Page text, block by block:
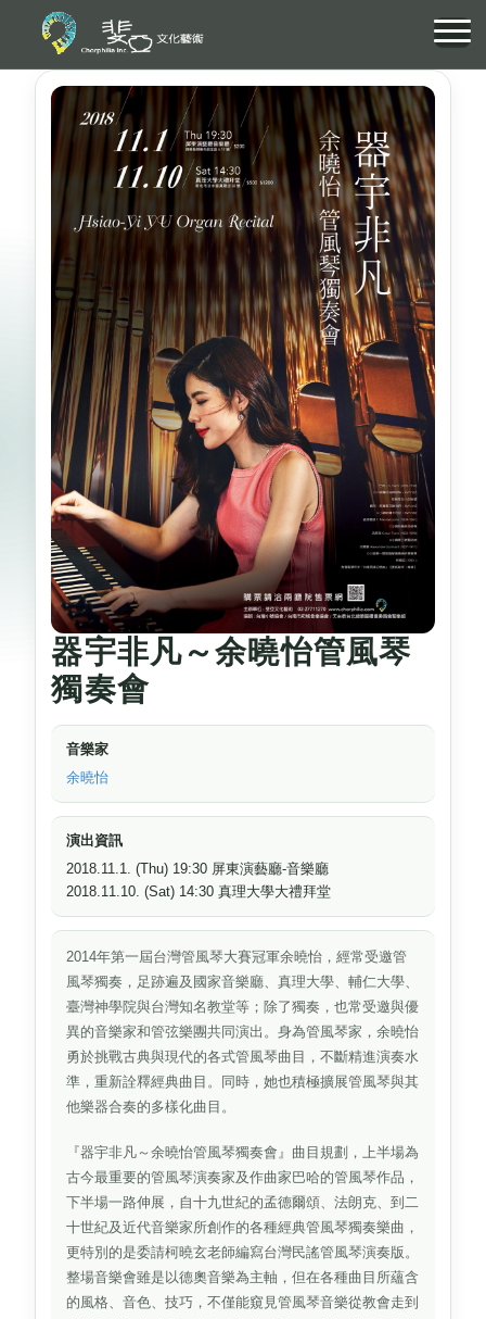
器宇非凡～余曉怡管風琴
獨奏會
音樂家
余曉怡
演出資訊
2018.11.1. (Thu) 19:30 屏東演藝廳-音樂廳
2018.11.10. (Sat) 14:30 真理大學大禮拜堂
2014年第一屆台灣管風琴大賽冠軍余曉怡，經常受邀管
風琴獨奏，足跡遍及國家音樂廳、真理大學、輔仁大學、
臺灣神學院與台灣知名教堂等；除了獨奏，也常受邀與優
異的音樂家和管弦樂團共同演出。身為管風琴家，余曉怡
勇於挑戰古典與現代的各式管風琴曲目，不斷精進演奏水
準，重新詮釋經典曲目。同時，她也積極擴展管風琴與其
他樂器合奏的多樣化曲目。
『器宇非凡～余曉怡管風琴獨奏會』曲目規劃，上半場為
古今最重要的管風琴演奏家及作曲家巴哈的管風琴作品，
下半場一路伸展，自十九世紀的孟德爾頌、法朗克、到二
十世紀及近代音樂家所創作的各種經典管風琴獨奏樂曲，
更特別的是委請柯曉玄老師編寫台灣民謠管風琴演奏版。
整場音樂會雖是以德奧音樂為主軸，但在各種曲目所蘊含
的風格、音色、技巧，不僅能窺見管風琴音樂從教會走到